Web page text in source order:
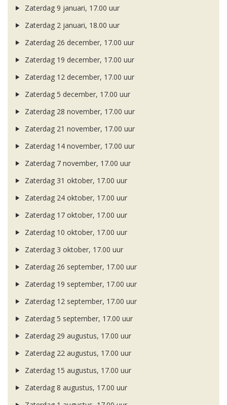
Zaterdag 9 januari, 17.00 uur
Zaterdag 2 januari, 18.00 uur
Zaterdag 26 december, 17.00 uur
Zaterdag 19 december, 17.00 uur
Zaterdag 12 december, 17.00 uur
Zaterdag 5 december, 17.00 uur
Zaterdag 28 november, 17.00 uur
Zaterdag 21 november, 17.00 uur
Zaterdag 14 november, 17.00 uur
Zaterdag 7 november, 17.00 uur
Zaterdag 31 oktober, 17.00 uur
Zaterdag 24 oktober, 17.00 uur
Zaterdag 17 oktober, 17.00 uur
Zaterdag 10 oktober, 17.00 uur
Zaterdag 3 oktober, 17.00 uur
Zaterdag 26 september, 17.00 uur
Zaterdag 19 september, 17.00 uur
Zaterdag 12 september, 17.00 uur
Zaterdag 5 september, 17.00 uur
Zaterdag 29 augustus, 17.00 uur
Zaterdag 22 augustus, 17.00 uur
Zaterdag 15 augustus, 17.00 uur
Zaterdag 8 augustus, 17.00 uur